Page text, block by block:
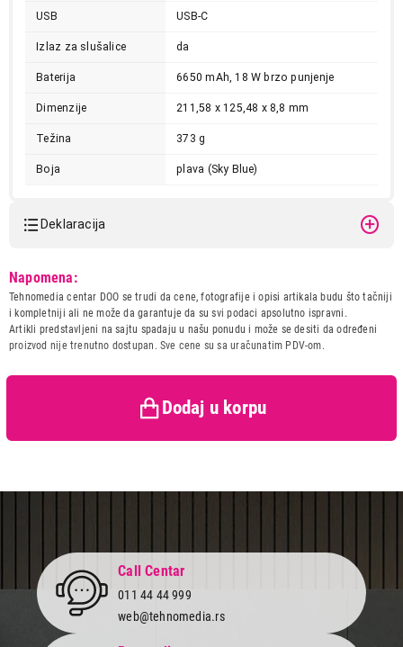
USB USB-C
Izlaz za slušalice da
Baterija 6650 mAh, 18 W brzo punjenje
Dimenzije 211,58 x 125,48 x 8,8 mm
Težina 373 g
Boja plava (Sky Blue)
Deklaracija
VHU5128EU
Naziv i vrsta robe:
TABLET
Uvoznik:
PC Centar doo
kupaca po osnovu zakona o
zaštiti potrošača
Napomena:
Tehnomedia centar DOO se trudi da cene, fotografije i opisi artikala budu što tačniji
i kompletniji ali ne može da garantuje da su svi podaci apsolutno ispravni.
Artikli predstavljeni na sajtu spadaju u našu ponudu i može se desiti da određeni
proizvod nije trenutno dostupan. Sve cene su sa uračunatim PDV-om.
Dodaj u korpu
Nastavi kupovinu
Završi kupovinu
Call Centar
011 44 44 999
web@tehnomedia.rs